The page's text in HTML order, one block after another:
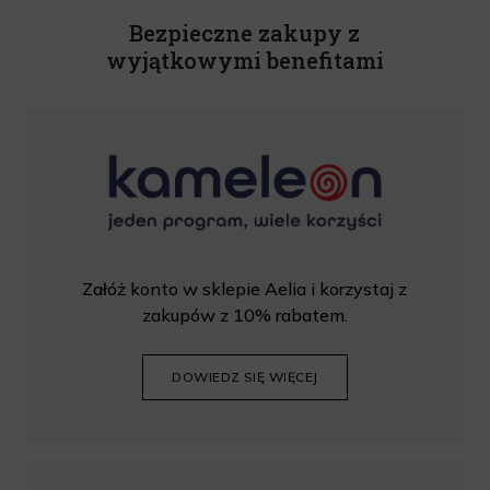
Bezpieczne zakupy z
wyjątkowymi benefitami
Załóż konto w sklepie Aelia i korzystaj z
zakupów z 10% rabatem.
DOWIEDZ SIĘ WIĘCEJ